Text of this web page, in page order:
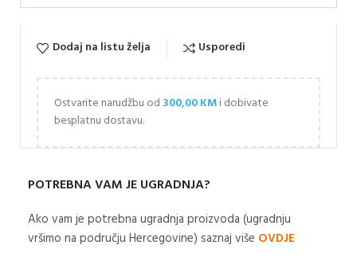
Dodaj na listu želja Usporedi
Ostvarite narudžbu od 300,00KMi dobivate
besplatnu dostavu.
POTREBNA VAM JE UGRADNJA?
Ako vam je potrebna ugradnja proizvoda (ugradnju
vršimo na području Hercegovine) saznaj više OVDJE